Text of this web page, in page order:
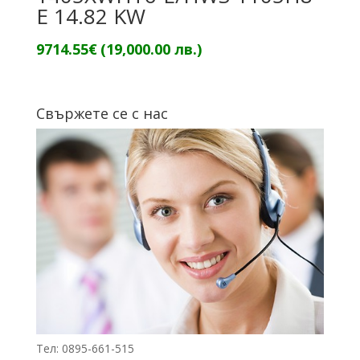
E 14.82 KW
9714.55€ (19,000.00 лв.)
Свържете се с нас
Тел: 0895-661-515